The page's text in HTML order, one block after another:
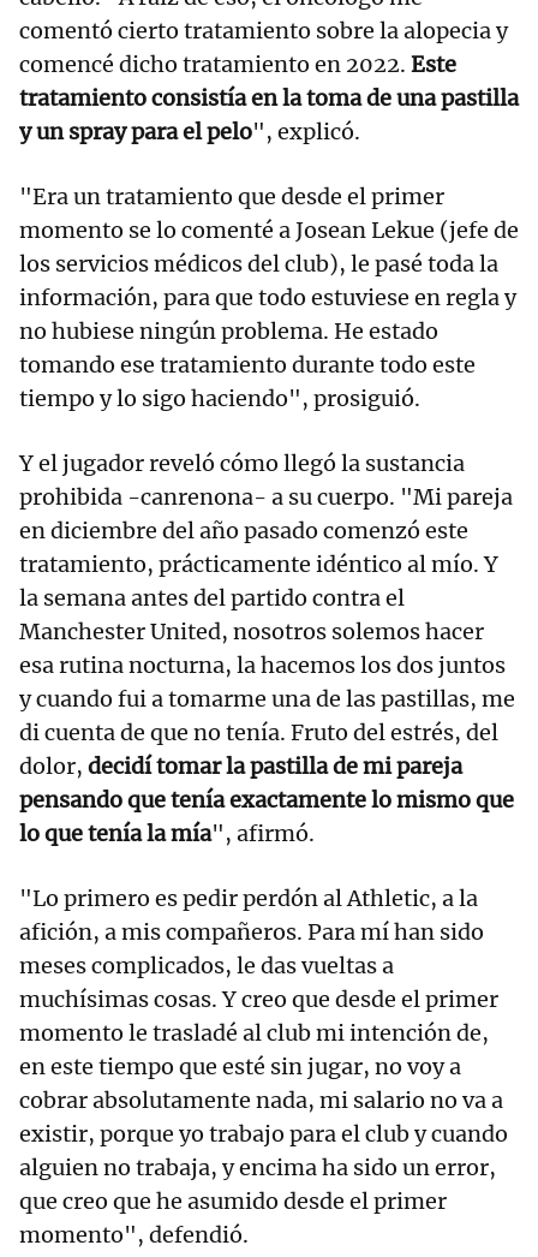
comentó cierto tratamiento sobre la alopecia y
comencé dicho tratamiento en 2022. Este
tratamiento consistía en la toma de una pastilla
y un spray para el pelo", explicó.
"Era un tratamiento que desde el primer
momento se lo comenté a Josean Lekue (jefe de
los servicios médicos del club), le pasé toda la
información, para que todo estuviese en regla y
no hubiese ningún problema. He estado
tomando ese tratamiento durante todo este
tiempo y lo sigo haciendo", prosiguió.
Y el jugador reveló cómo llegó la sustancia
prohibida -canrenona- a su cuerpo. "Mi pareja
en diciembre del año pasado comenzó este
tratamiento, prácticamente idéntico al mío. Y
la semana antes del partido contra el
Manchester United, nosotros solemos hacer
esa rutina nocturna, la hacemos los dos juntos
y cuando fui a tomarme una de las pastillas, me
di cuenta de que no tenía. Fruto del estrés, del
dolor, decidí tomar la pastilla de mi pareja
pensando que tenía exactamente lo mismo que
lo que tenía la mía", afirmó.
"Lo primero es pedir perdón al Athletic, a la
afición, a mis compañeros. Para mí han sido
meses complicados, le das vueltas a
muchísimas cosas. Y creo que desde el primer
momento le trasladé al club mi intención de,
en este tiempo que esté sin jugar, no voy a
cobrar absolutamente nada, mi salario no va a
existir, porque yo trabajo para el club y cuando
alguien no trabaja, y encima ha sido un error,
que creo que he asumido desde el primer
momento", defendió.